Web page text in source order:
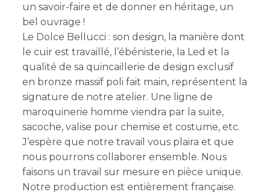
un savoir-faire et de donner en héritage, un
bel ouvrage !
Le Dolce Bellucci : son design, la manière dont
le cuir est travaillé, l’ébénisterie, la Led et la
qualité de sa quincaillerie de design exclusif
en bronze massif poli fait main, représentent la
signature de notre atelier. Une ligne de
maroquinerie homme viendra par la suite,
sacoche, valise pour chemise et costume, etc.
J’espère que notre travail vous plaira et que
nous pourrons collaborer ensemble. Nous
faisons un travail sur mesure en pièce unique.
Notre production est entièrement française.